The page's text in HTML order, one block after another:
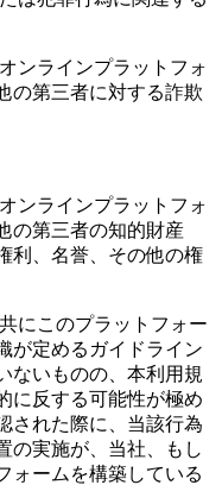
ンラインプラットフォ
の第三者に対する詐欺
ンラインプラットフォ
の第三者の知的財産
利、名誉、その他の権
にこのプラットフォー
が定めるガイドライン
ないものの、本利用規
に反する可能性が極め
された際に、当該行為
の実施が、当社、もし
ォームを構築している